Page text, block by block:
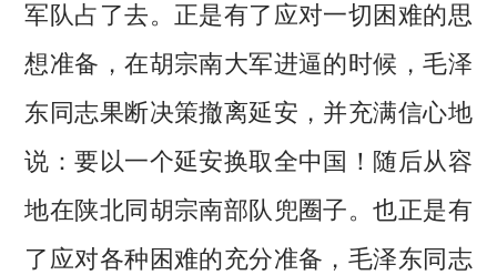
军队占了去。正是有了应对一切困难的思
想准备，在胡宗南大军进逼的时候，毛泽
东同志果断决策撤离延安，并充满信心地
说：要以一个延安换取全中国！随后从容
地在陕北同胡宗南部队兜圈子。也正是有
了应对各种困难的充分准备，毛泽东同志